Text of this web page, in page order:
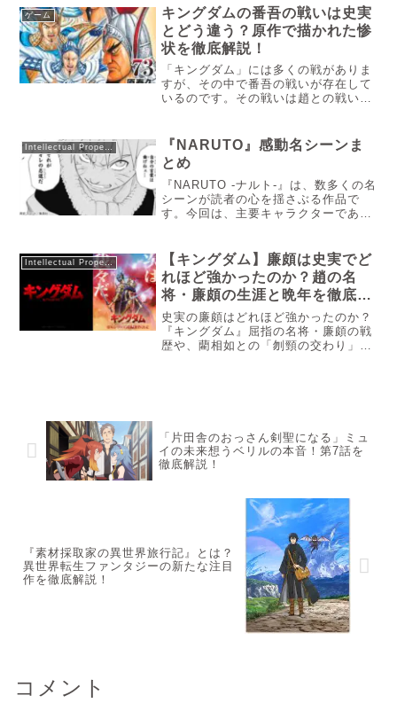
部屋に隠し通路を⾒つけ出す。通路を
進んだ先には、ナイフを振りかざす謎
の⼥?! 混乱の中、退路を断たれた麗
⼦は特殊警棒を⼿に⽴ち上がる。⼥は
なぜ狂気に陥ったのか？ 密室に隠さ
れたものと慶⼭の遺志とは？
ゲーム
キングダムの番吾の戦いは史実
とどう違う？原作で描かれた惨
状を徹底解説！
「キングダム」には多くの戦がありま
すが、その中で番吾の戦いが存在して
いるのです。その戦いは趙との戦いの
なので史実と原作の違い、どれくらい
の被害が出たのか気になるでしょう。
今回は「キングダム」の番吾の戦いの
史実と原作の違い、被害はどれくらい
出たのかを解説していきます。
Intellectual Property
『NARUTO』感動名シーンま
とめ
『NARUTO -ナルト-』は、数多くの名
シーンが読者の心を揺さぶる作品で
す。今回は、主要キャラクターである
感動的な名場面を、それぞれ2つずつ
厳選してご紹介します。名シーン...
Intellectual Property
【キングダム】廉頗は史実でど
れほど強かったのか？趙の名
将・廉頗の生涯と晩年を徹底考
察
史実の廉頗はどれほど強かったのか？
『キングダム』屈指の名将・廉頗の戦
歴や、藺相如との「刎頸の交わり」、
「片田舎のおっさん剣聖になる」ミュ
イの未来想うベリルの本音！第7話を
徹底解説！
『素材採取家の異世界旅行記』とは？
異世界転生ファンタジーの新たな注目
作を徹底解説！
コメント